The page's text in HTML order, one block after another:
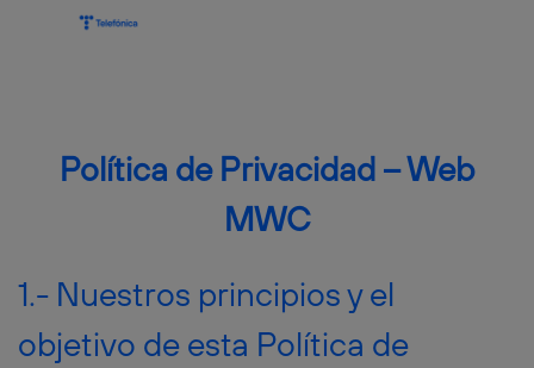
Política de Privacidad – Web
MWC
1.- Nuestros principios y el
objetivo de esta Política de